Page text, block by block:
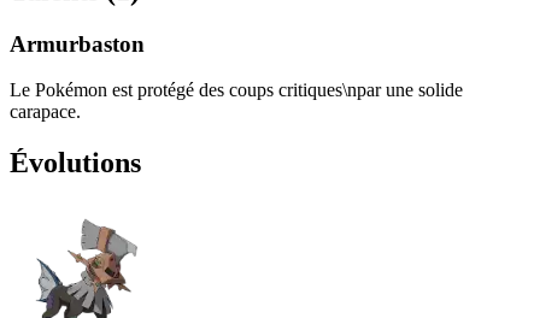
Armurbaston
Le Pokémon est protégé des coups critiques\npar une solide
carapace.
Évolutions